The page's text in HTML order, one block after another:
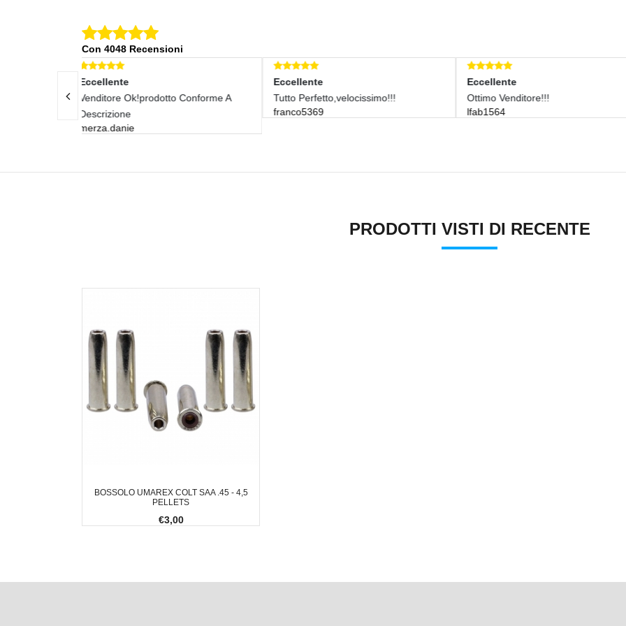
Con 4048 Recensioni
Conforme A
Eccellente
Tutto Perfetto,velocissimo!!!
franco5369
Eccellente
Ottimo Venditore!!!
lfab1564
Eccellente
Ottimo Ed Abbondante. Sono
Contento
PRODOTTI VISTI DI RECENTE
BOSSOLO UMAREX COLT SAA .45 - 4,5
PELLETS
€3,00